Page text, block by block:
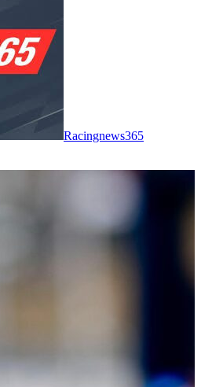
Racingnews365